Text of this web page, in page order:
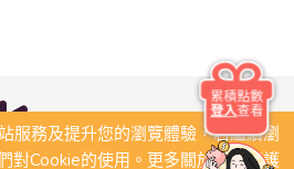
服務及提升您的瀏覽體驗，若繼續瀏
對Cookie的使用。更多關於隱私保護
累積點數
登入查看